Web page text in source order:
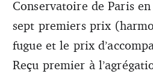
Conservatoire de Paris
sept premiers prix
fugue et le prix
Reçu premier à